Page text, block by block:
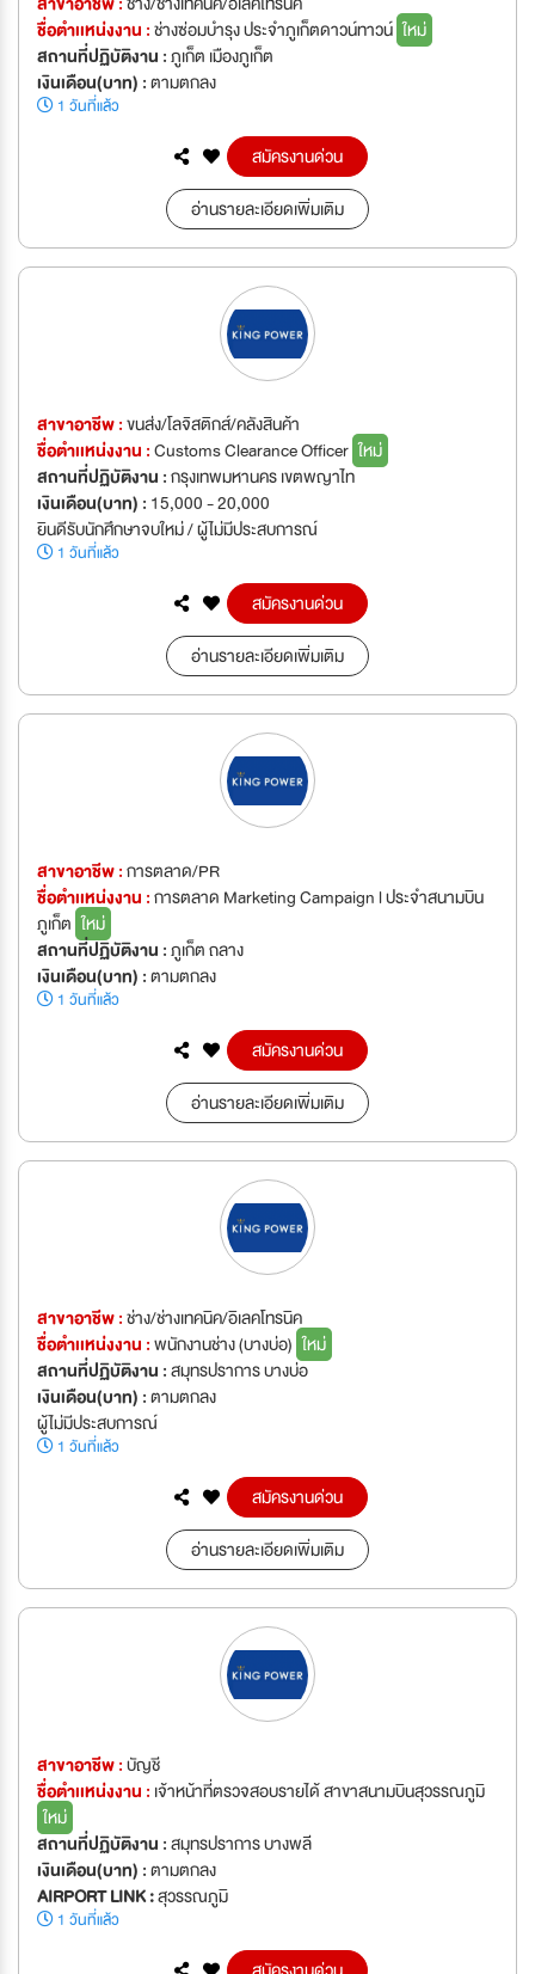
ชื่อตำเเหน่งงาน :ช่างซ่อมบำรุง ประจำภูเก็ตดาวน์ทาวน์ ใหม่
สถานที่ปฏิบัติงาน :ภูเก็ต เมืองภูเก็ต
เงินเดือน(บาท) :ตามตกลง
1 วันที่แล้ว
สมัครงานด่วน
อ่านรายละเอียดเพิ่มเติม
สาขาอาชีพ :ขนส่ง/โลจิสติกส์/คลังสินค้า
ชื่อตำเเหน่งงาน :Customs Clearance Officer ใหม่
สถานที่ปฏิบัติงาน :กรุงเทพมหานคร เขตพญาไท
เงินเดือน(บาท) : 15,000 - 20,000
ยินดีรับนักศึกษาจบใหม่ / ผู้ไม่มีประสบการณ์
1 วันที่แล้ว
สมัครงานด่วน
อ่านรายละเอียดเพิ่มเติม
สาขาอาชีพ :การตลาด/PR
ชื่อตำเเหน่งงาน :การตลาด Marketing Campaign l ประจำสนามบิน
ภูเก็ต ใหม่
สถานที่ปฏิบัติงาน :ภูเก็ต ถลาง
เงินเดือน(บาท) :ตามตกลง
1 วันที่แล้ว
สมัครงานด่วน
อ่านรายละเอียดเพิ่มเติม
สาขาอาชีพ :ช่าง/ช่างเทคนิค/อิเลคโทรนิค
ชื่อตำเเหน่งงาน :พนักงานช่าง (บางบ่อ) ใหม่
สถานที่ปฏิบัติงาน :สมุทรปราการ บางบ่อ
เงินเดือน(บาท) :ตามตกลง
ผู้ไม่มีประสบการณ์
1 วันที่แล้ว
สมัครงานด่วน
อ่านรายละเอียดเพิ่มเติม
สาขาอาชีพ :บัญชี
ชื่อตำเเหน่งงาน : เจ้าหน้าที่ตรวจสอบรายได้ สาขาสนามบินสุวรรณภูมิ
ใหม่
สถานที่ปฏิบัติงาน :สมุทรปราการ บางพลี
เงินเดือน(บาท) :ตามตกลง
AIRPORT LINK :สุวรรณภูมิ
1 วันที่แล้ว